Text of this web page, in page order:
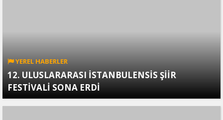
YEREL HABERLER
12. ULUSLARARASI İSTANBULENSİS ŞİİR
FESTİVALİ SONA ERDİ